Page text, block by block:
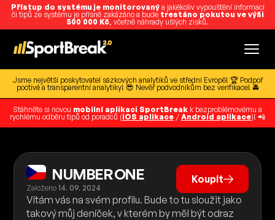
Přístup do systému je monitorovanýa jakékoliv vypouštění informací
či tipů ze systému je přísně zakázáno a bude trestáno pokutou ve výši
500 000 Kč, včetně náhrady ušlých zisků.
Jsme největší poskytovatel sázkových analytiků ve střední Evropě! 🏆 Podpoř
poctivé a transparentní analytiky! 😎 Nevěř podvodníkům bez verifikace! 🚔
Stáhněte si novou mobilní aplikaci SportBreak k bezproblémovému a
rychlému odběru tipů od poradců (iOS aplikace / Android aplikace)! 📲
NUMBER ONE
Založeno14. 09. 2024
Koupit
Vítám vás na svém profilu. Bude to tu sloužit jako
takový můj deníček, v kterém by měl být odraz